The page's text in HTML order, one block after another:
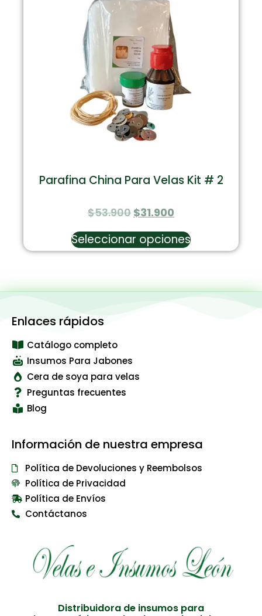
Parafina China Para Velas Kit # 2
$53.900 $31.900
Seleccionar opciones
Enlaces rápidos
Catálogo completo
Insumos Para Jabones
Cera de soya para velas
Preguntas frecuentes
Blog
Información de nuestra empresa
Política de Devoluciones y Reembolsos
Política de Privacidad
Política de Envíos
Contáctanos
Distribuidora de insumos para